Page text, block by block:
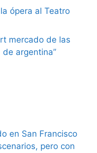
ópera al Teatro
mercado de las
argentina”
en San Francisco
pero con